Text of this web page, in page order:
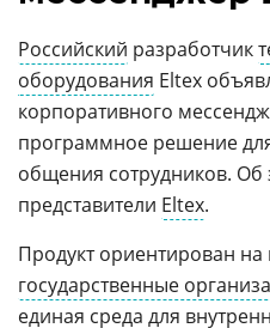
Российский разработчик
оборудования Eltex
корпоративного
программное решение
общения сотрудников.
представители Eltex.
Продукт ориентирован
государственные
единая среда для